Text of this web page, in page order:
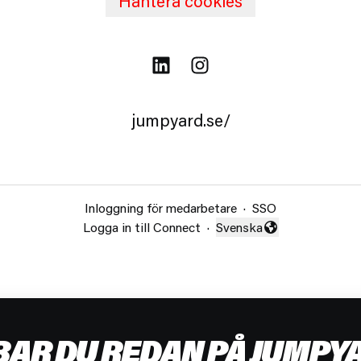
jumpyard.se/
Inloggning för medarbetare · SSO
Logga in till Connect · Byt språk
Svenska
DU REDAN PÅ